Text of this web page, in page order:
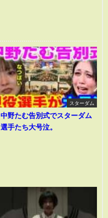
スターダム
中野たむ告別式でスターダム
選手たち大号泣。